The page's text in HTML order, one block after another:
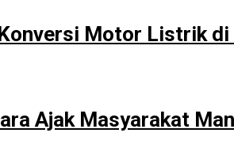
Motor Listrik di
Ajak Masyarakat